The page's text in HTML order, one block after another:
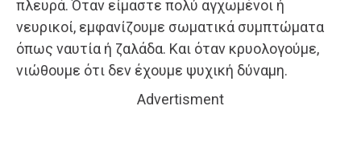
πλευρά. Όταν είμαστε πολύ αγχωμένοι ή
νευρικοί, εμφανίζουμε σωματικά συμπτώματα
όπως ναυτία ή ζαλάδα. Και όταν κρυολογούμε,
νιώθουμε ότι δεν έχουμε ψυχική δύναμη.
Advertisment